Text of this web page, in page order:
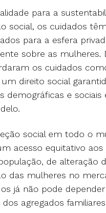
para a
social, os cuidados
para a esfera
sobre as mulheres.
os cuidados
direito social
demográficas e sociais
social em todo o
acesso equitativo
de alteração
das mulheres no
já não pode
agregados